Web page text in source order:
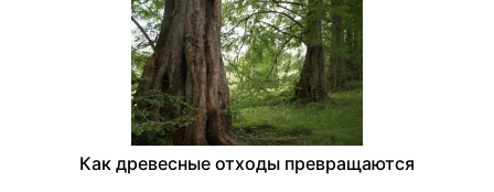
Как древесные отходы превращаются